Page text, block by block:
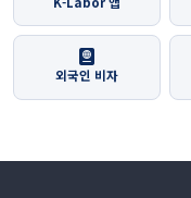
외국인 비자